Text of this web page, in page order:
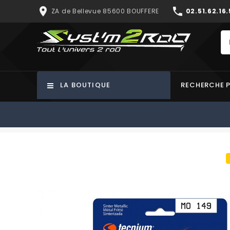
place ZA de Bellevue 85600 BOUFFERE phone
LA BOUTIQUE RECHERCHE